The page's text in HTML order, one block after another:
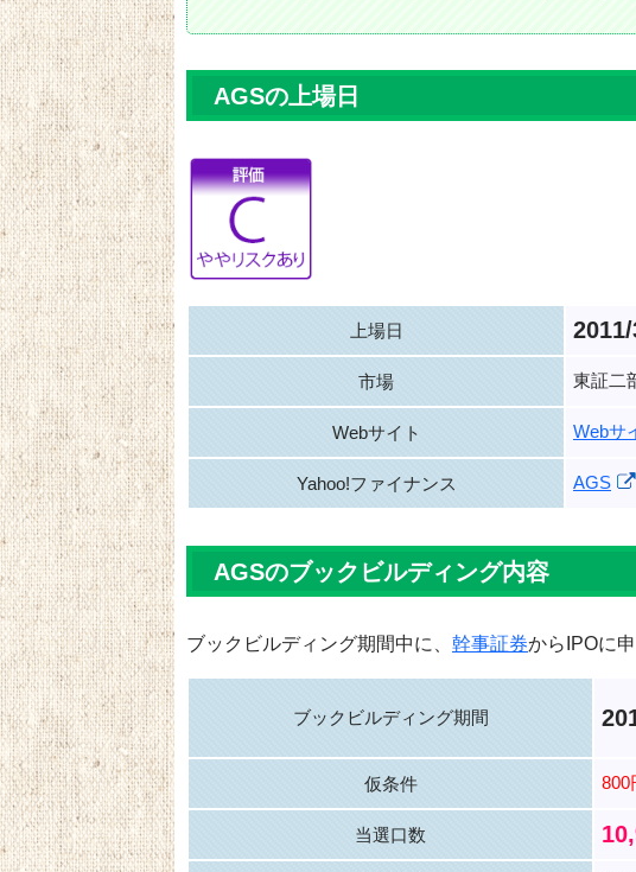
AGSの上場日
上場日
市場 東証二
Webサイト Webサ
Yahoo!ファイナンス AGS
AGSのブックビルディング内容
ブックビルディング期間中に、 幹事証券からIPOに
ブックビルディング期間
仮条件 800
当選口数